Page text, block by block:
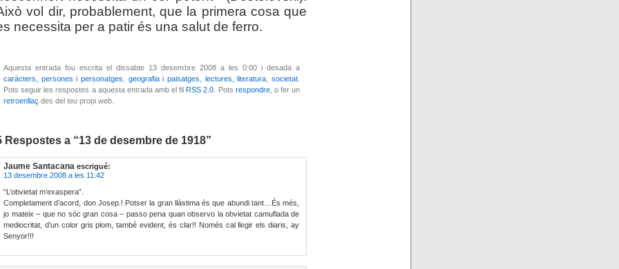
vol dir, probablement, que la primera cosa que
necessita per a patir és una salut de ferro.
Aquesta entrada fou escrita el dissabte 13 desembre 2008 a les 0:00 i desada a
caràcters, persones i personatges
geografia i paisatges lectures, literatura ,societat
Pots seguir les respostes a aquesta entrada amb el fil RSS 2.0 . Pots respondre, o fer un
retroenllaç des del teu propi web.
Respostes a “13 de desembre de 1918”
Jaume Santacana escrigué:
13 desembre 2008 a les 11:42
“L’obvietat m’exaspera”.
Completament d’acord, don Josep.! Potser la gran llàstima és que abundi tant…És més,
jo mateix – que no sóc gran cosa – passo pena quan observo la obvietat camuflada de
mediocritat, d’un color gris plom, també evident, és clar!! Només cal llegir els diaris, ay
Senyor!!!